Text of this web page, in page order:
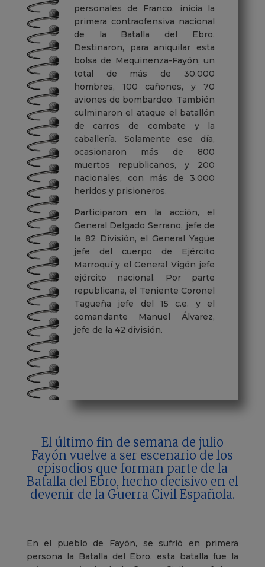
personales de Franco, inicia la
primera contraofensiva nacional
de la Batalla del Ebro.
Destinaron, para aniquilar esta
bolsa de Mequinenza-Fayón, un
total de más de 30.000
hombres, 100 cañones, y 70
aviones de bombardeo. También
culminaron el ataque el batallón
de carros de combate y la
caballería. Solamente ese día,
ocasionaron más de 800
muertos republicanos, y 200
nacionales, con más de 3.000
heridos y prisioneros.
Participaron en la acción, el
General Delgado Serrano, jefe de
la 82 División, el General Yagüe
jefe del cuerpo de Ejército
Marroquí y el General Vigón jefe
ejército nacional. Por parte
republicana, el Teniente Coronel
Tagueña jefe del 15 c.e. y el
comandante Manuel Álvarez,
jefe de la 42 división.
El último fin de semana de julio
Fayón vuelve a ser escenario de los
episodios que forman parte de la
Batalla del Ebro, hecho decisivo en el
devenir de la Guerra Civil Española.
En el pueblo de Fayón, se sufrió en primera
persona la Batalla del Ebro, esta batalla fue la